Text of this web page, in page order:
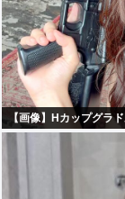
【画像】Hカップグラ